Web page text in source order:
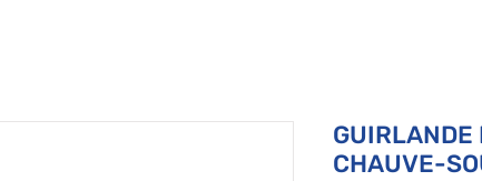
GUIRLANDE
CHAUVE-